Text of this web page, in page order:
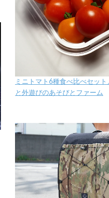
ミニトマト6種食べ比べセッ
と外遊びのあそびとファーム